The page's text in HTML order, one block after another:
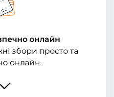
онлайн
збори просто та
онлайн.